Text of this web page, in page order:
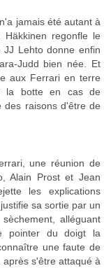
jamais été autant à
regonfle le
JJ Lehto donne enfin
Judd bien née. Et
aux Ferrari en terre
la botte en cas de
des raisons d'être de
une réunion de
Alain Prost et Jean
les explications
sa sortie par un
alléguant
pointer du doigt la
une faute de
après s'être attaqué à